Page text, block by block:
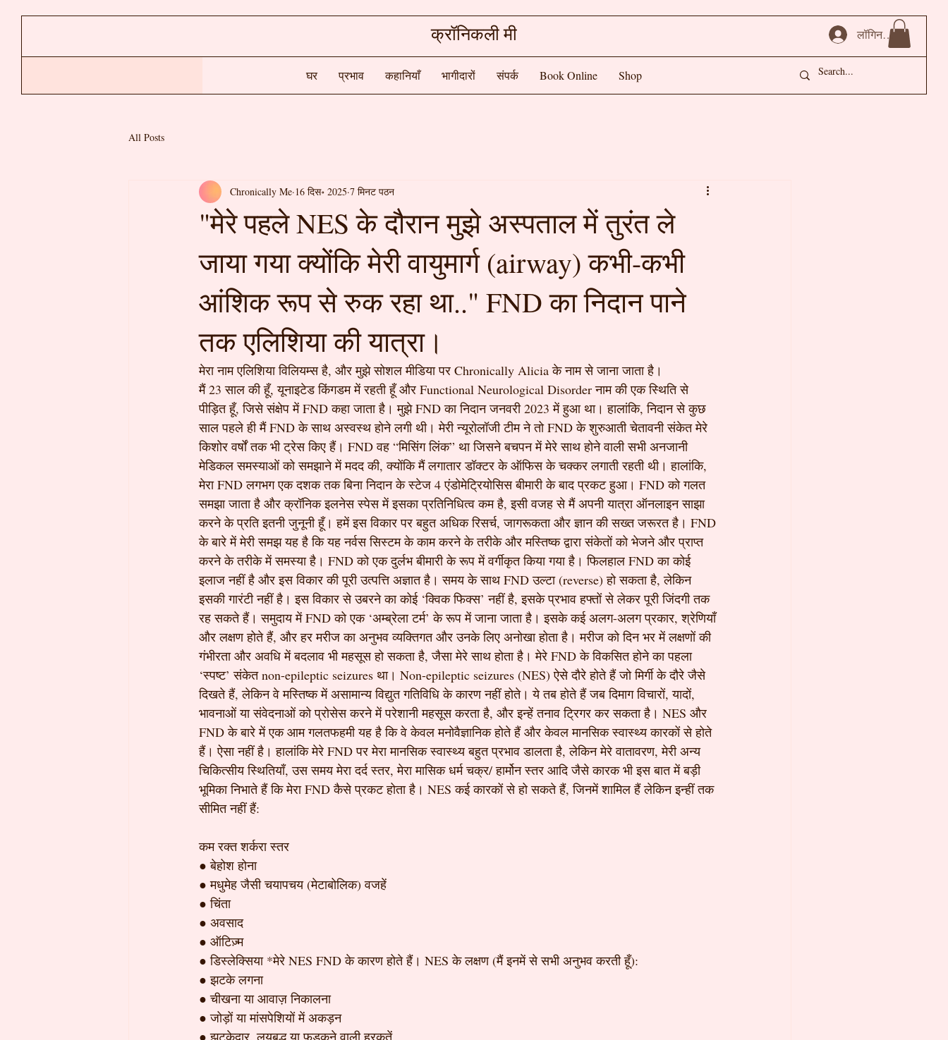
क्रॉनिकली मी
घर प्रभाव कहानियाँ भागीदारों संपर्क Book Online Shop
लॉगिन करें
All Posts
"मेरे पहले NES के दौरान मुझे अस्पताल में तुरंत ले
जाया गया क्योंकि मेरी वायुमार्ग (airway) कभी-कभी
आंशिक रूप से रुक रहा था.." FND का निदान पाने
तक एलिशिया की यात्रा।
Chronically Me 16 दिस॰ 2025 7 मिनट पठन
मेरा नाम एलिशिया विलियम्स है, और मुझे सोशल मीडिया पर Chronically Alicia के नाम से जाना जाता है।
मैं 23 साल की हूँ, यूनाइटेड किंगडम में रहती हूँ और Functional Neurological Disorder नाम की एक स्थिति से
पीड़ित हूँ, जिसे संक्षेप में FND कहा जाता है। मुझे FND का निदान जनवरी 2023 में हुआ था। हालांकि, निदान से कुछ
साल पहले ही मैं FND के साथ अस्वस्थ होने लगी थी। मेरी न्यूरोलॉजी टीम ने तो FND के शुरुआती चेतावनी संकेत मेरे
किशोर वर्षों तक भी ट्रेस किए हैं। FND वह “मिसिंग लिंक” था जिसने बचपन में मेरे साथ होने वाली सभी अनजानी
मेडिकल समस्याओं को समझाने में मदद की, क्योंकि मैं लगातार डॉक्टर के ऑफिस के चक्कर लगाती रहती थी। हालांकि,
मेरा FND लगभग एक दशक तक बिना निदान के स्टेज 4 एंडोमेट्रियोसिस बीमारी के बाद प्रकट हुआ। FND को गलत
समझा जाता है और क्रॉनिक इलनेस स्पेस में इसका प्रतिनिधित्व कम है, इसी वजह से मैं अपनी यात्रा ऑनलाइन साझा
करने के प्रति इतनी जुनूनी हूँ। हमें इस विकार पर बहुत अधिक रिसर्च, जागरूकता और ज्ञान की सख्त जरूरत है। FND
के बारे में मेरी समझ यह है कि यह नर्वस सिस्टम के काम करने के तरीके और मस्तिष्क द्वारा संकेतों को भेजने और प्राप्त
करने के तरीके में समस्या है। FND को एक दुर्लभ बीमारी के रूप में वर्गीकृत किया गया है। फिलहाल FND का कोई
इलाज नहीं है और इस विकार की पूरी उत्पत्ति अज्ञात है। समय के साथ FND उल्टा (reverse) हो सकता है, लेकिन
इसकी गारंटी नहीं है। इस विकार से उबरने का कोई ‘क्विक फिक्स’ नहीं है, इसके प्रभाव हफ्तों से लेकर पूरी जिंदगी तक
रह सकते हैं। समुदाय में FND को एक ‘अम्ब्रेला टर्म’ के रूप में जाना जाता है। इसके कई अलग-अलग प्रकार, श्रेणियाँ
और लक्षण होते हैं, और हर मरीज का अनुभव व्यक्तिगत और उनके लिए अनोखा होता है। मरीज को दिन भर में लक्षणों की
गंभीरता और अवधि में बदलाव भी महसूस हो सकता है, जैसा मेरे साथ होता है। मेरे FND के विकसित होने का पहला
‘स्पष्ट’ संकेत non-epileptic seizures था। Non-epileptic seizures (NES) ऐसे दौरे होते हैं जो मिर्गी के दौरे जैसे
दिखते हैं, लेकिन वे मस्तिष्क में असामान्य विद्युत गतिविधि के कारण नहीं होते। ये तब होते हैं जब दिमाग विचारों, यादों,
भावनाओं या संवेदनाओं को प्रोसेस करने में परेशानी महसूस करता है, और इन्हें तनाव ट्रिगर कर सकता है। NES और
FND के बारे में एक आम गलतफहमी यह है कि वे केवल मनोवैज्ञानिक होते हैं और केवल मानसिक स्वास्थ्य कारकों से होते
हैं। ऐसा नहीं है। हालांकि मेरे FND पर मेरा मानसिक स्वास्थ्य बहुत प्रभाव डालता है, लेकिन मेरे वातावरण, मेरी अन्य
चिकित्सीय स्थितियाँ, उस समय मेरा दर्द स्तर, मेरा मासिक धर्म चक्र/ हार्मोन स्तर आदि जैसे कारक भी इस बात में बड़ी
भूमिका निभाते हैं कि मेरा FND कैसे प्रकट होता है। NES कई कारकों से हो सकते हैं, जिनमें शामिल हैं लेकिन इन्हीं तक
सीमित नहीं हैं:
कम रक्त शर्करा स्तर
● बेहोश होना
● मधुमेह जैसी चयापचय (मेटाबोलिक) वजहें
● चिंता
● अवसाद
● ऑटिज़्म
● डिस्लेक्सिया *मेरे NES FND के कारण होते हैं। NES के लक्षण (मैं इनमें से सभी अनुभव करती हूँ):
● झटके लगना
● चीखना या आवाज़ निकालना
● जोड़ों या मांसपेशियों में अकड़न
● झटकेदार, लयबद्ध या फड़कने वाली हरकतें